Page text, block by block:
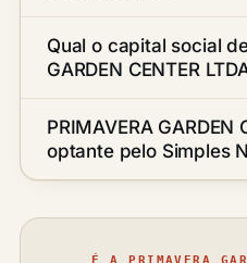
Qual o capital social
GARDEN CENTER
PRIMAVERA GARDEN
optante pelo Simples
É A PRIMAVERA